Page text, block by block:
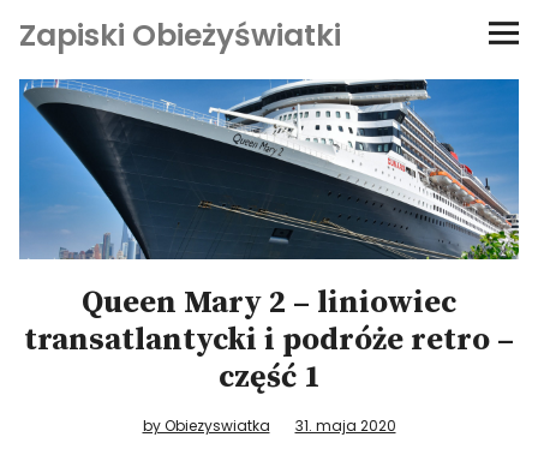
Zapiski Obieżyświatki
Podróże
Kultura i sztuka
Kątem oka
O-fiszki
Niezwyczajne ściany
Dom na kółkach
Queen Mary 2 – liniowiec
transatlantycki i podróże retro –
część 1
by Obiezyswiatka 31. maja 2020